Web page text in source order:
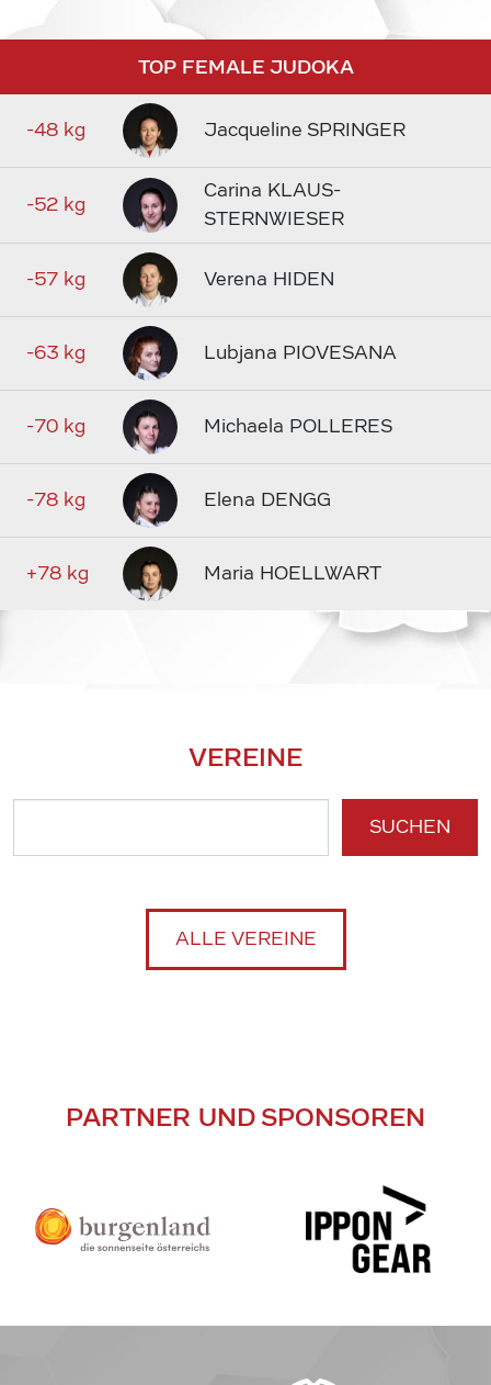
TOP FEMALE JUDOKA
-48 kg Jacqueline SPRINGER
-52 kg
Carina KLAUS-
STERNWIESER
-57 kg Verena HIDEN
-63 kg Lubjana PIOVESANA
-70 kg Michaela POLLERES
-78 kg Elena DENGG
+78 kg Maria HOELLWART
VEREINE
SUCHEN
ALLE VEREINE
PARTNER UND SPONSOREN